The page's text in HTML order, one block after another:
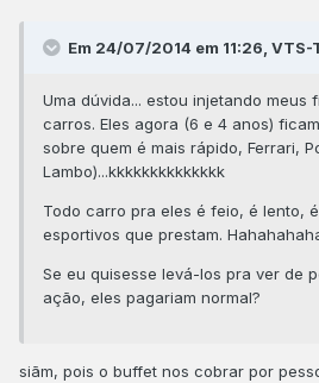
Em 24/07/2014 em 11:26, VTS-
Uma dúvida... estou injetando meus
carros. Eles agora (6 e 4 anos)
sobre quem é mais rápido, Ferrari,
Lambo)...kkkkkkkkkkkkkk
Todo carro pra eles é feio, é lento,
esportivos que prestam.
Se eu quisesse levá-los pra ver de
ação, eles pagariam normal?
siãm, pois o buffet nos cobrar por